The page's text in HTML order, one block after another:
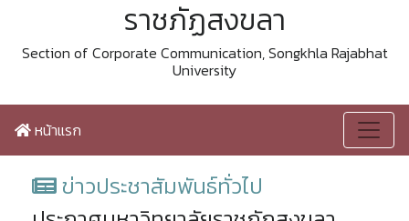
ราชภัฏสงขลา
Section of Corporate Communication, Songkhla Rajabhat
University
หน้าแรก
ข่าวประชาสัมพันธ์ทั่วไป